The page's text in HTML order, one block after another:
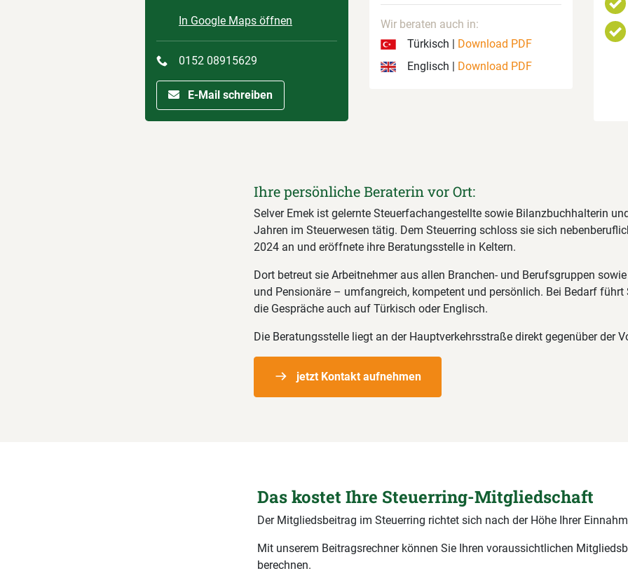
In Google Maps öffnen
0152 08915629
E-Mail schreiben
Wir beraten auch in:
Türkisch | Download PDF
Englisch | Download PDF
Ihre persönliche Beraterin vor Ort:
Selver Emek ist gelernte Steuerfachangestellte sowie Bilanzbuchhalterin
Jahren im Steuerwesen tätig. Dem Steuerring schloss sie sich
2024 an und eröffnete ihre Beratungsstelle in Keltern.
Dort betreut sie Arbeitnehmer aus allen Branchen- und Berufsgruppen
und Pensionäre – umfangreich, kompetent und persönlich. Bei Bedarf führt
die Gespräche auch auf Türkisch oder Englisch.
Die Beratungsstelle liegt an der Hauptverkehrsstraße direkt gegenüber der
jetzt Kontakt aufnehmen
Das kostet Ihre Steuerring-Mitgliedschaft
Der Mitgliedsbeitrag im Steuerring richtet sich nach der Höhe Ihrer
Mit unserem Beitragsrechner können Sie Ihren voraussichtlichen
berechnen.